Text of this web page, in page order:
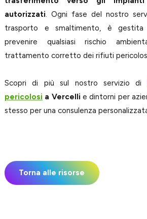
autorizzati . Ogni fase del nostro
trasporto e smaltimento, è gestita
prevenire qualsiasi rischio
trattamento corretto dei rifiuti
Scopri di più sul nostro servizio di
pericolosi a Vercelli e dintorni per
stesso per una consulenza
Torna alle risorse